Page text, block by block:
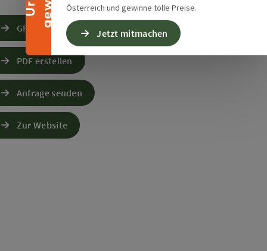
Österreich und gewinne tolle Preise.
Jetzt mitmachen
GPS Daten downloaden
PDF erstellen
Anfrage senden
Zur Website